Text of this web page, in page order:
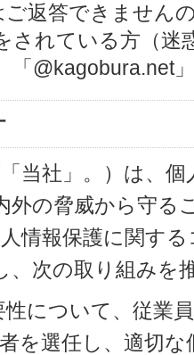
返答できません
されている方（迷
「@kagobura.net
当社」。）は、
外の脅威から守る
情報保護に関す
、次の取り組みを
性について、従業
を選任し、適切